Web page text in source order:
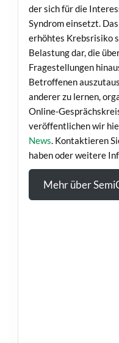
der sich für die
Syndrom einsetzt.
erhöhtes Krebsrisiko
Belastung dar, die
Fragestellungen
Betroffenen
anderer zu lernen,
Online-
veröffentlichen wir
News. Kontaktieren
haben oder weitere
Mehr über